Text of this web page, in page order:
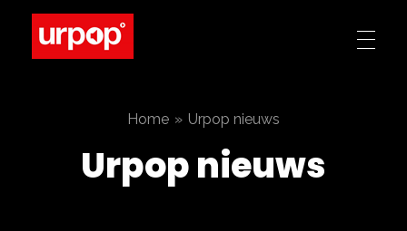
Home » Urpop nieuws
Urpop nieuws